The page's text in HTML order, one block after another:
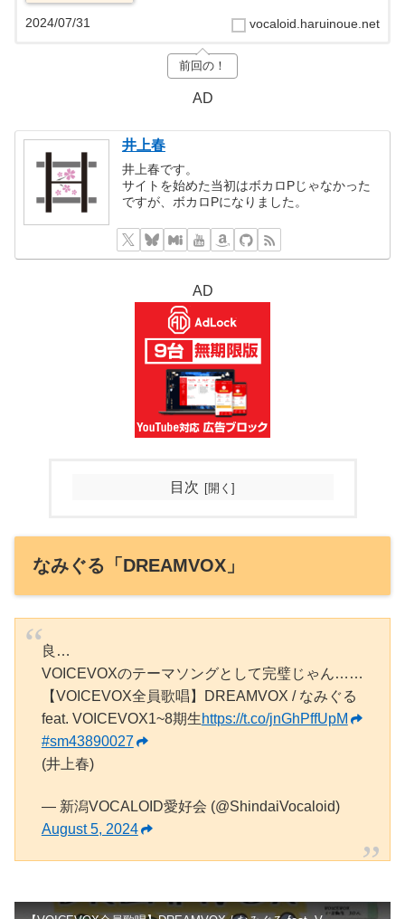
さんお久しぶり未練タラレバ...vocaloid.haruinoue.net
2024/07/31
前回の！
AD
井上春
井上春です。
サイトを始めた当初はボカロPじゃなかった
ですが、ボカロPになりました。
AD
目次
なみぐる「DREAMVOX」
良…
VOICEVOXのテーマソングとして完璧じゃん……
【VOICEVOX全員歌唱】DREAMVOX / なみぐる
feat. VOICEVOX1~8期生https://t.co/jnGhPffUpM
#sm43890027
(井上春)
— 新潟VOCALOID愛好会 (@ShindaiVocaloid)
August 5, 2024